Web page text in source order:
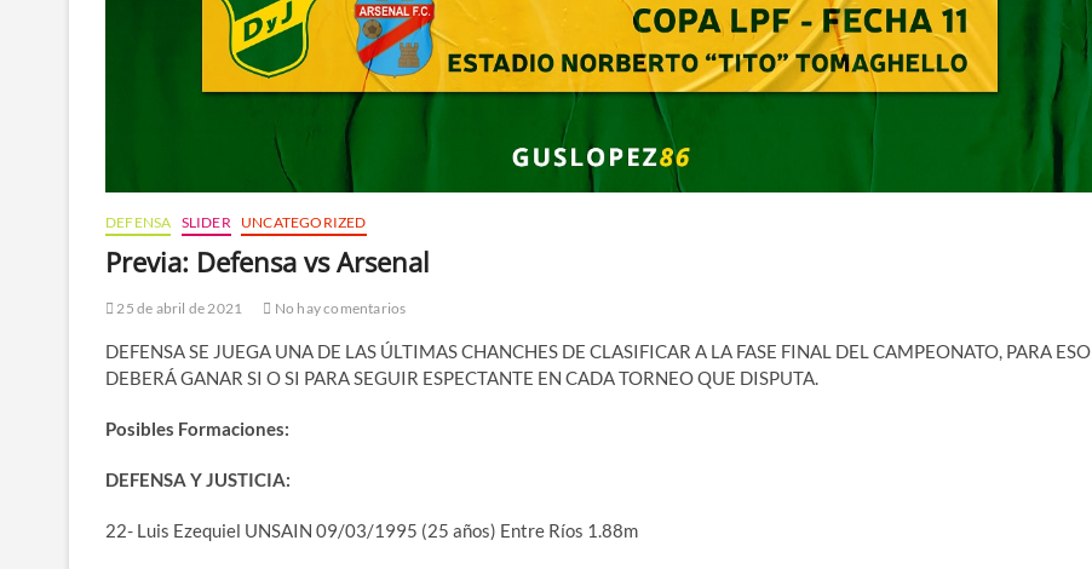
DEFENSA SLIDER UNCATEGORIZED
Previa: Defensa vs Arsenal
25 de abril de 2021 No hay comentarios
DEFENSA SE JUEGA UNA DE LAS ÚLTIMAS CHANCHES DE CLASIFICAR A LA FASE FINAL DEL CAMPEONATO, PARA ESO
DEBERÁ GANAR SI O SI PARA SEGUIR ESPECTANTE EN CADA TORNEO QUE DISPUTA.
Posibles Formaciones:
DEFENSA Y JUSTICIA:
22- Luis Ezequiel UNSAIN 09/03/1995 (25 años) Entre Ríos 1.88m